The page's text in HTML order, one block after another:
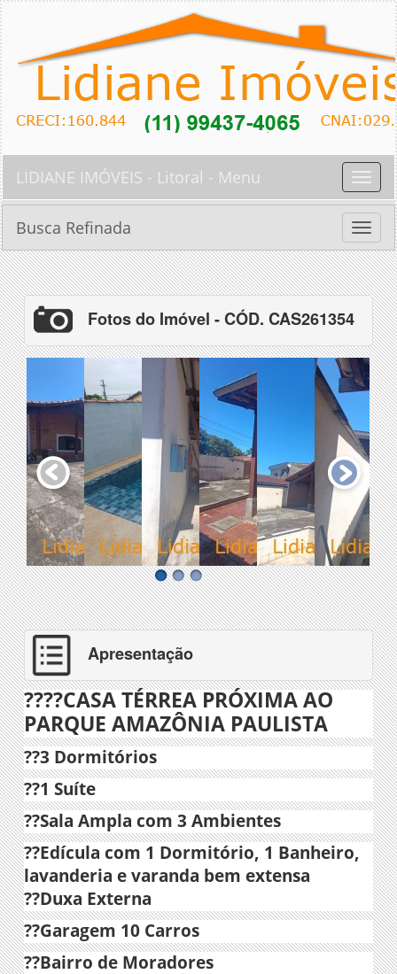
Toggle
LIDIANE IMÓVEIS - Litoral - Menu
Toggle
Busca Refinada
Fotos do Imóvel - CÓD. CAS261354
Apresentação
????CASA TÉRREA PRÓXIMA AO
PARQUE AMAZÔNIA PAULISTA
??3 Dormitórios
??1 Suíte
??Sala Ampla com 3 Ambientes
??Edícula com 1 Dormitório, 1 Banheiro,
lavanderia e varanda bem extensa
??Duxa Externa
??Garagem 10 Carros
??Bairro de Moradores